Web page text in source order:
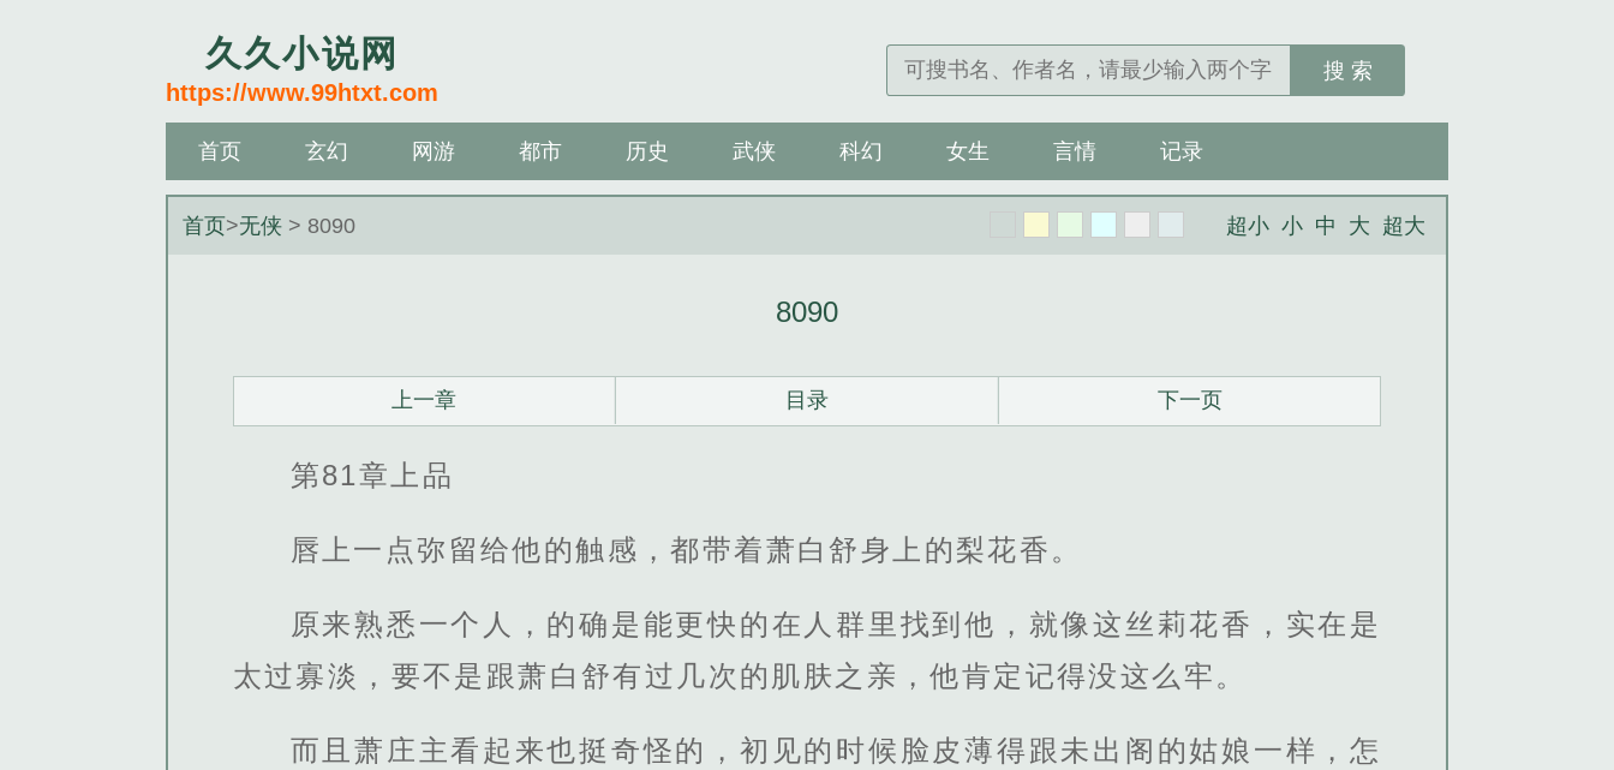
久久小说网
https://www.99htxt.com
搜 索
首页 玄幻 网游 都市 历史 武侠 科幻 女生 言情 记录
首页>无侠 > 8090 超小 小 中 大 超大
8090
上一章 目录 下一页
第81章上品
唇上一点弥留给他的触感，都带着萧白舒身上的梨花香。
原来熟悉一个人，的确是能更快的在人群里找到他，就像这丝莉花香，实在是
太过寡淡，要不是跟萧白舒有过几次的肌肤之亲，他肯定记得没这么牢。
而且萧庄主看起来也挺奇怪的，初见的时候脸皮薄得跟未出阁的姑娘一样，怎